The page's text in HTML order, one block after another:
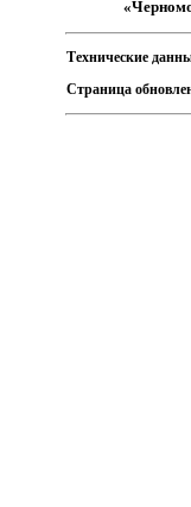
Технические
Страница